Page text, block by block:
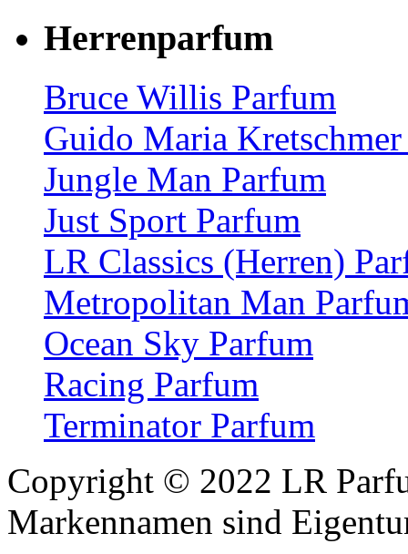
Herrenparfum
Bruce Willis Parfum
Guido Maria
Jungle Man Parfum
Just Sport Parfum
LR Classics (Herren)
Metropolitan Man
Ocean Sky Parfum
Racing Parfum
Terminator Parfum
Copyright © 2022 LR
Markennamen sind